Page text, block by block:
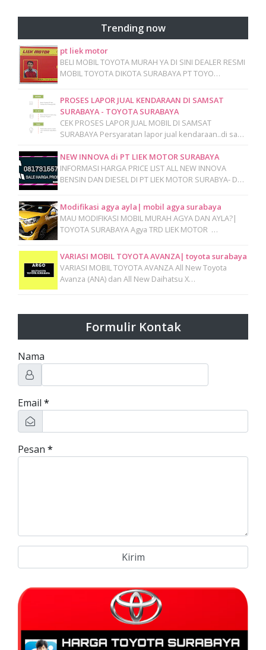
Trending now
pt liek motor
BELI MOBIL TOYOTA MURAH YA DI SINI DEALER RESMI
MOBIL TOYOTA DIKOTA SURABAYA PT TOYO…
PROSES LAPOR JUAL KENDARAAN DI SAMSAT
SURABAYA - TOYOTA SURABAYA
CEK PROSES LAPOR JUAL MOBIL DI SAMSAT
SURABAYA Persyaratan lapor jual kendaraan..di sa…
NEW INNOVA di PT LIEK MOTOR SURABAYA
INFORMASI HARGA PRICE LIST ALL NEW INNOVA
BENSIN DAN DIESEL DI PT LIEK MOTOR SURABYA- D…
Modifikasi agya ayla| mobil agya surabaya
MAU MODIFIKASI MOBIL MURAH AGYA DAN AYLA?|
TOYOTA SURABAYA Agya TRD LIEK MOTOR …
VARIASI MOBIL TOYOTA AVANZA| toyota surabaya
VARIASI MOBIL TOYOTA AVANZA All New Toyota
Avanza (ANA) dan All New Daihatsu X…
Formulir Kontak
Nama
Email *
Pesan *